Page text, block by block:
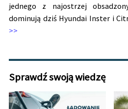
jednego z najostrzej
dominują dziś Hyundai Inster i
>>
Sprawdź swoją wiedzę